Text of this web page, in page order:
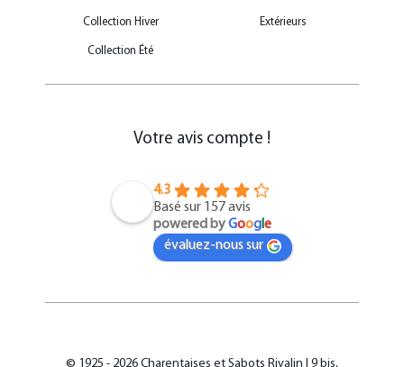
Collection Hiver
Collection Été
Extérieurs
Votre avis compte !
4.3
Basé sur 157 avis
powered byGoogle
évaluez-nous sur
© 1925 - 2026 Charentaises et Sabots Rivalin | 9 bis,